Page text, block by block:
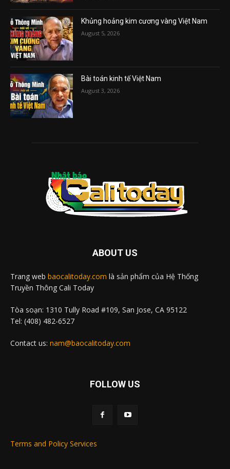
Khủng hoảng kim cương vàng Việt Nam
August 5, 2026
Bài toán kinh tế Việt Nam
August 3, 2026
ABOUT US
Trang web baocalitoday.com là sản phẩm của Hệ Thống
Truyền Thông Cali Today
Tòa soạn: 1310 Tully Road #109, San Jose, CA 95122
Tel: (408) 482-6527
Contact us: nam@baocalitoday.com
FOLLOW US
Terms and Policy Services